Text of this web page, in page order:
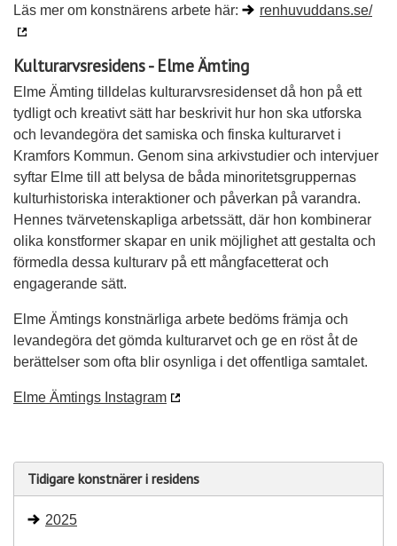
Läs mer om konstnärens arbete här: renhuvuddans.se/
Kulturarvsresidens - Elme Ämting
Elme Ämting tilldelas kulturarvsresidenset då hon på ett
tydligt och kreativt sätt har beskrivit hur hon ska utforska
och levandegöra det samiska och finska kulturarvet i
Kramfors Kommun. Genom sina arkivstudier och intervjuer
syftar Elme till att belysa de båda minoritetsgruppernas
kulturhistoriska interaktioner och påverkan på varandra.
Hennes tvärvetenskapliga arbetssätt, där hon kombinerar
olika konstformer skapar en unik möjlighet att gestalta och
förmedla dessa kulturarv på ett mångfacetterat och
engagerande sätt.
Elme Ämtings konstnärliga arbete bedöms främja och
levandegöra det gömda kulturarvet och ge en röst åt de
berättelser som ofta blir osynliga i det offentliga samtalet.
Elme Ämtings Instagram
Tidigare konstnärer i residens
2025